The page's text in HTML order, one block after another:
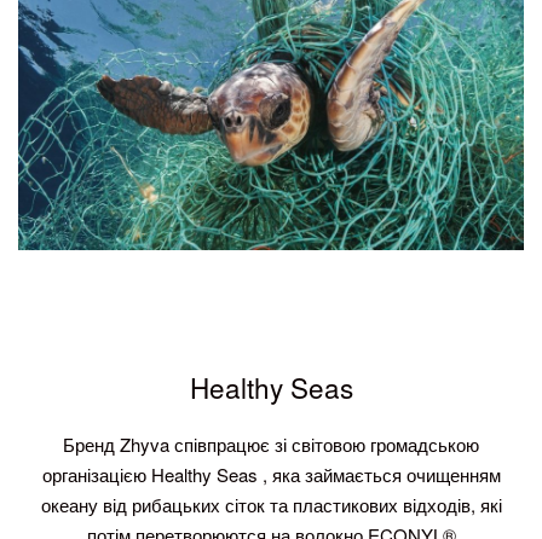
Healthy Seas
Бренд Zhyva співпрацює зі світовою громадською
організацією Healthy Seas , яка займається очищенням
океану від рибацьких сіток та пластикових відходів, які